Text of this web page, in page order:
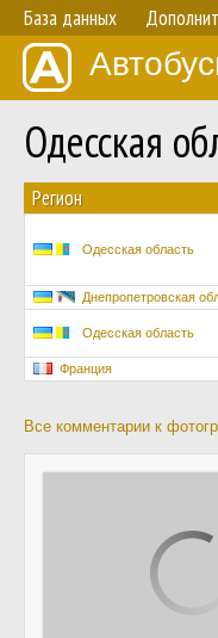
База данных
Одесская
Регион
Одесская область
Днепропетровская
Одесская область
Франция
Все комментарии к